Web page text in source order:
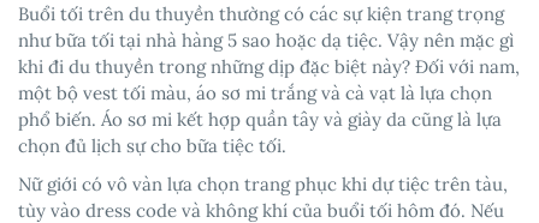
Buổi tối trên du thuyền thường có các sự kiện trang trọng
như bữa tối tại nhà hàng 5 sao hoặc dạ tiệc. Vậy nên mặc gì
khi đi du thuyền trong những dịp đặc biệt này? Đối với nam,
một bộ vest tối màu, áo sơ mi trắng và cà vạt là lựa chọn
phổ biến. Áo sơ mi kết hợp quần tây và giày da cũng là lựa
chọn đủ lịch sự cho bữa tiệc tối.
Nữ giới có vô vàn lựa chọn trang phục khi dự tiệc trên tàu,
tùy vào dress code và không khí của buổi tối hôm đó. Nếu